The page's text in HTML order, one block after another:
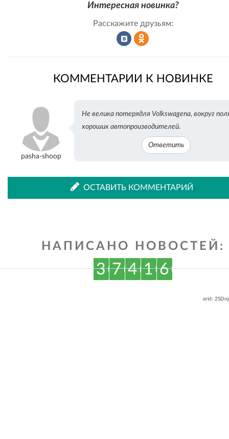
Интересная новинка?
Расскажите друзьям:
ВКонтактеОдноклассниках
КОММЕНТАРИИ К НОВИНКЕ
pasha-shoop
Не велика потерядля Volkswagena, вокруг
хороших автопроизводителей.
Ответить
ОСТАВИТЬ КОММЕНТАРИЙ
НАПИСАНО НОВОСТЕЙ:
3 7 4 1 6
erid: